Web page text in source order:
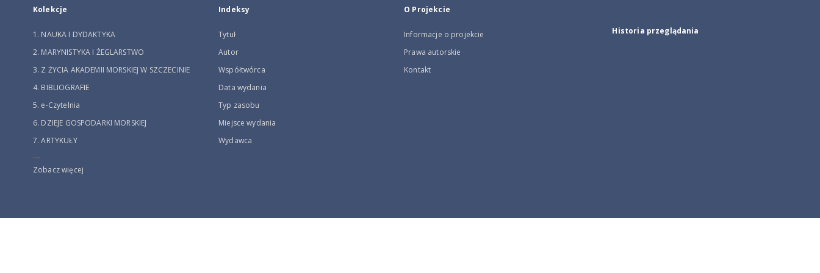
Kolekcje
1. NAUKA I DYDAKTYKA
2. MARYNISTYKA I ŻEGLARSTWO
3. Z ŻYCIA AKADEMII MORSKIEJ W SZCZECINIE
4. BIBLIOGRAFIE
5. e-Czytelnia
6. DZIEJE GOSPODARKI MORSKIEJ
7. ARTYKUŁY
...
Zobacz więcej
Indeksy
Tytuł
Autor
Współtwórca
Data wydania
Typ zasobu
Miejsce wydania
Wydawca
O Projekcie
Informacje o projekcie
Prawa autorskie
Kontakt
Historia przeglądania